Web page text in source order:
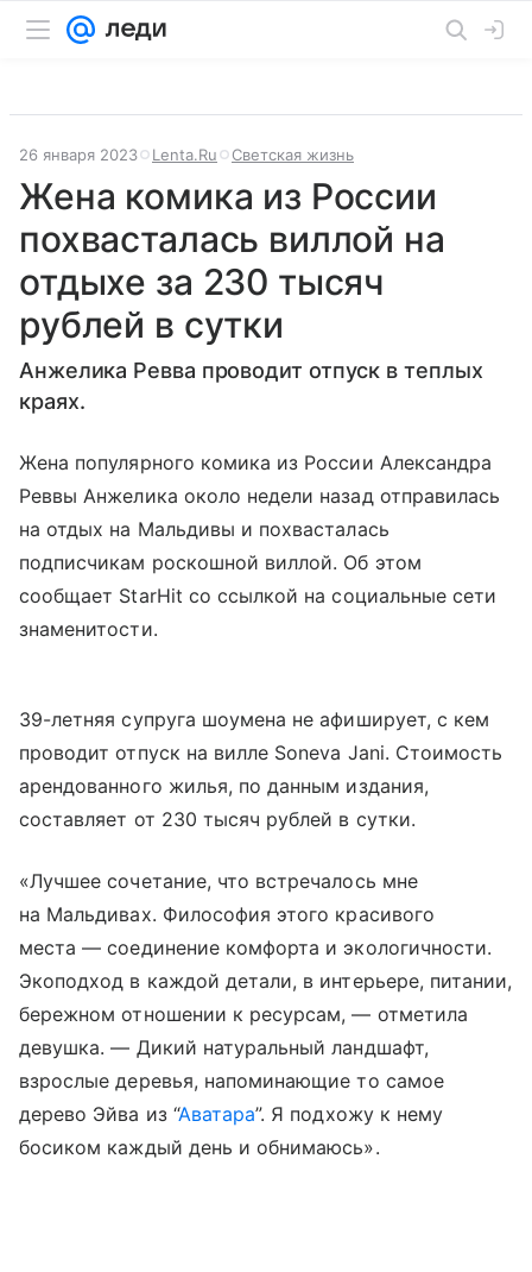
26 января 2023 Lenta.Ru Светская жизнь
Жена комика из России
похвасталась виллой на
отдыхе за 230 тысяч
рублей в сутки
Анжелика Ревва проводит отпуск в теплых
краях.
Жена популярного комика из России Александра
Реввы Анжелика около недели назад отправилась
на отдых на Мальдивы и похвасталась
подписчикам роскошной виллой. Об этом
сообщает StarHit со ссылкой на социальные сети
знаменитости.
39-летняя супруга шоумена не афиширует, с кем
проводит отпуск на вилле Soneva Jani. Стоимость
арендованного жилья, по данным издания,
составляет от 230 тысяч рублей в сутки.
«Лучшее сочетание, что встречалось мне
на Мальдивах. Философия этого красивого
места — соединение комфорта и экологичности.
Экоподход в каждой детали, в интерьере, питании,
бережном отношении к ресурсам, — отметила
девушка. — Дикий натуральный ландшафт,
взрослые деревья, напоминающие то самое
дерево Эйва из “Аватара”. Я подхожу к нему
босиком каждый день и обнимаюсь».